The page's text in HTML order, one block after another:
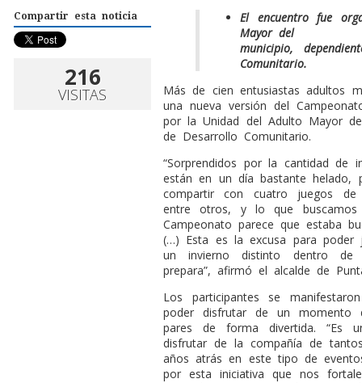
Compartir esta noticia
216
VISITAS
El encuentro fue
Mayor del
municipio,
Comunitario.
Más de cien entusiastas adultos
una nueva versión del
por la Unidad del Adulto Mayor
de Desarrollo Comunitario.
“Sorprendidos por la cantidad de
están en un día bastante helado,
compartir con cuatro juegos
entre otros, y lo que
Campeonato parece que estaba
(…) Esta es la excusa para poder
un invierno distinto dentro de
prepara”, afirmó el alcalde de
Los participantes se
poder disfrutar de un
pares de forma divertida. “Es
disfrutar de la compañía de
años atrás en este tipo de
por esta iniciativa que nos